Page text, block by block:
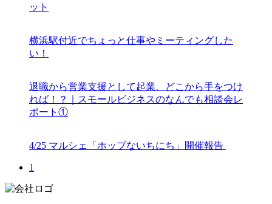
ット
横浜駅付近でちょっと仕事やミーティングした
い！
退職から営業支援として起業、どこから手をつけ
れば！？｜スモールビジネスのなんでも相談会レ
ポート①
4/25 マルシェ「ホップないちにち」開催報告
1